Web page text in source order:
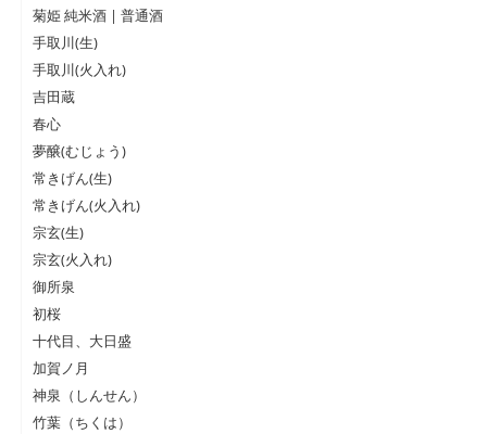
菊姫 純米酒 | 普通酒
手取川(生)
手取川(火入れ)
吉田蔵
春心
夢醸(むじょう)
常きげん(生)
常きげん(火入れ)
宗玄(生)
宗玄(火入れ)
御所泉
初桜
十代目、大日盛
加賀ノ月
神泉（しんせん）
竹葉（ちくは）